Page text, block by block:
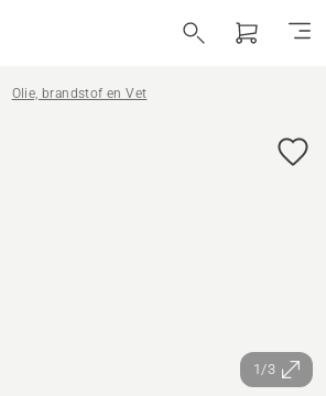
Olie, brandstof en Vet
1/3